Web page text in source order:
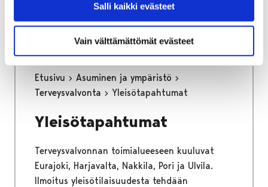
Salli kaikki evästeet
Vain välttämättömät evästeet
Etusivu
Asuminen ja ympäristö
Terveysvalvonta
Yleisötapahtumat
Yleisötapahtumat
Terveysvalvonnan toimialueeseen kuuluvat
Eurajoki, Harjavalta, Nakkila, Pori ja Ulvila.
Ilmoitus yleisötilaisuudesta tehdään